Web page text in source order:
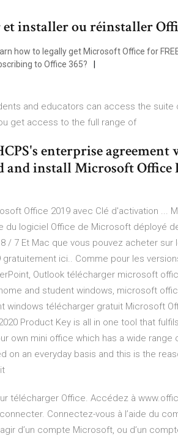
installer ou réinstaller
how to legally get Microsoft Office for
to Office 365?
and educators can access the
get access to the full range of
enterprise
and install Microsoft Office
Office 2019 avec Clé d'activation ...
du logiciel Office de Microsoft déployé
/ 7 Et Mac que vous pouvez acheter
gratuitement ici.. Comme pour les
Outlook télécharger microsoft
and student windows, microsoft
windows télécharger gratuit Microsoft
Product Key is all in one tool that
own mini office which has a wide
on an everyday basis and this is the
télécharger Office. Accédez à
Connectez-vous à l’aide du
d’un compte Microsoft, ou d’un